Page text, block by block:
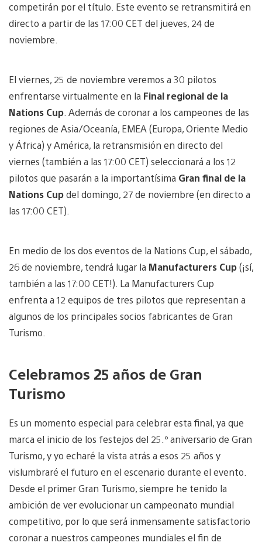
competirán por el título. Este evento se retransmitirá en
directo a partir de las 17:00 CET del jueves, 24 de
noviembre.
El viernes, 25 de noviembre veremos a 30 pilotos
enfrentarse virtualmente en la Final regional de la
Nations Cup. Además de coronar a los campeones de las
regiones de Asia/Oceanía, EMEA (Europa, Oriente Medio
y África) y América, la retransmisión en directo del
viernes (también a las 17:00 CET) seleccionará a los 12
pilotos que pasarán a la importantísima Gran final de la
Nations Cupdel domingo, 27 de noviembre (en directo a
las 17:00 CET).
En medio de los dos eventos de la Nations Cup, el sábado,
26 de noviembre, tendrá lugar la Manufacturers Cup(¡sí,
también a las 17:00 CET!). La Manufacturers Cup
enfrenta a 12 equipos de tres pilotos que representan a
algunos de los principales socios fabricantes de Gran
Turismo.
Celebramos 25 años de Gran
Turismo
Es un momento especial para celebrar esta final, ya que
marca el inicio de los festejos del 25.º aniversario de Gran
Turismo, y yo echaré la vista atrás a esos 25 años y
vislumbraré el futuro en el escenario durante el evento.
Desde el primer Gran Turismo, siempre he tenido la
ambición de ver evolucionar un campeonato mundial
competitivo, por lo que será inmensamente satisfactorio
coronar a nuestros campeones mundiales el fin de